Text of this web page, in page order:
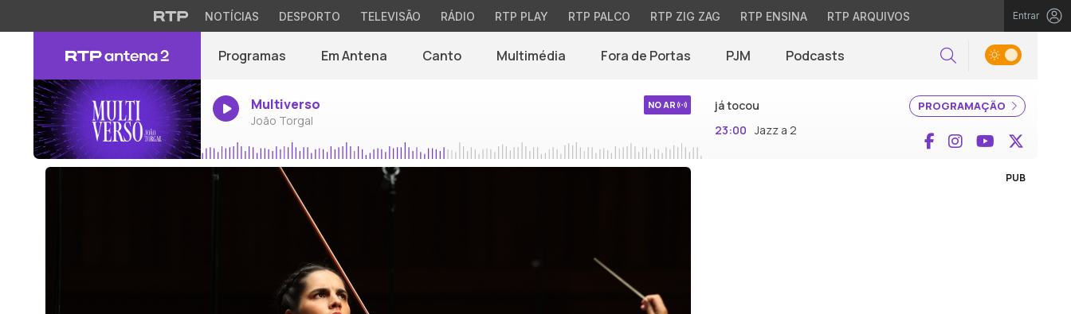
NOTÍCIAS DESPORTO TELEVISÃO RÁDIO RTP PLAY RTP PALCO RTP ZIG ZAG RTP ENSINA RTP ARQUIVOS Entrar
Programas Em Antena Canto Multimédia Fora de Portas PJM Podcasts Pesquisar
Multiverso
João Torgal
NO AR PROGRAMAÇÃO
já tocou
23:00 Jazz a 2 Facebook
InstagramYouTube
PUB